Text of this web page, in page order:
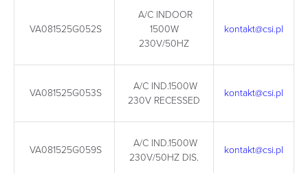
VA081525G052S
A/C INDOOR
1500W
230V/50HZ
kontakt@csi.pl
VA081525G053S
A/C IND.1500W
230V RECESSED
kontakt@csi.pl
VA081525G059S
A/C IND.1500W
230V/50HZ DIS.
kontakt@csi.pl